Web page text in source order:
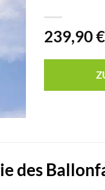
239,90€
des